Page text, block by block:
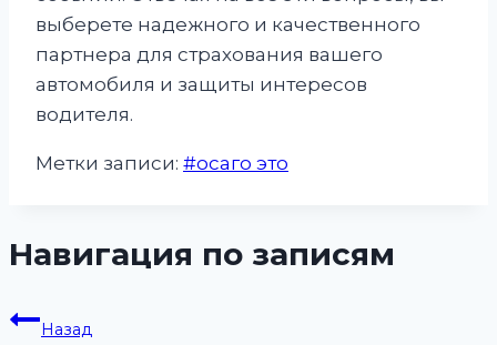
выберете надежного и качественного
партнера для страхования вашего
автомобиля и защиты интересов
водителя.
Метки записи: #осаго это
Навигация по записям
Назад